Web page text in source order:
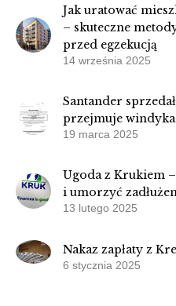
Jak uratować
– skuteczne
przed egzekucją
14 września 2025
Santander
przejmuje
19 marca 2025
Ugoda z Krukiem
i umorzyć
13 lutego 2025
Nakaz zapłaty z
6 stycznia 2025